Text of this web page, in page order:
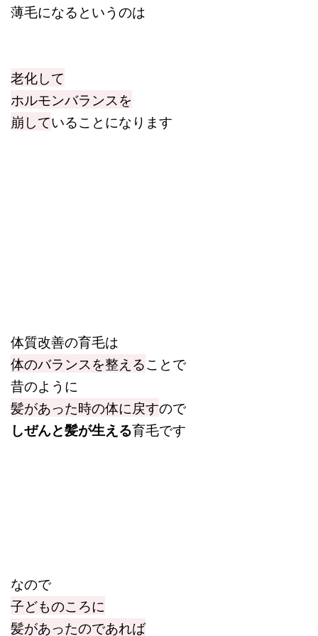
薄毛になるというのは
老化して
ホルモンバランスを
崩していることになります
体質改善の育毛は
体のバランスを整えることで
昔のように
髪があった時の体に戻すので
しぜんと髪が生える育毛です
なので
子どものころに
髪があったのであれば